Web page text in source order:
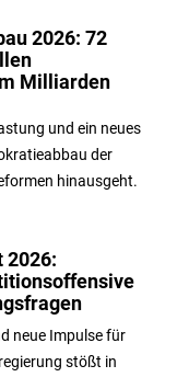
2026: 72
Milliarden
und ein neues
der
hinausgeht.
2026:
neue Impulse für
stößt in